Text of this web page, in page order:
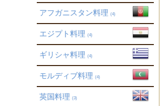
アフガニスタン料理 (4)
エジプト料理 (4)
ギリシャ料理 (4)
モルディブ料理 (4)
英国料理 (3)